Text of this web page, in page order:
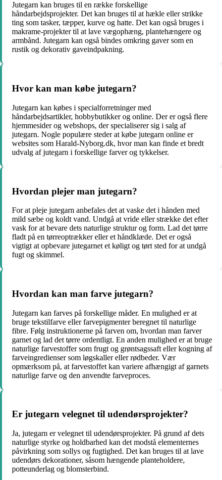
Jutegarn kan bruges til en række forskellige
håndarbejdsprojekter. Det kan bruges til at hækle eller strikke
ting som tasker, tæpper, kurve og hatte. Det kan også bruges i
makrame-projekter til at lave vægophæng, plantehængere og
armbånd. Jutegarn kan også bindes omkring gaver som en
rustik og dekorativ gaveindpakning.
Hvor kan man købe jutegarn?
Jutegarn kan købes i specialforretninger med
håndarbejdsartikler, hobbybutikker og online. Der er også flere
hjemmesider og webshops, der specialiserer sig i salg af
jutegarn. Nogle populære steder at købe jutegarn online er
websites som Harald-Nyborg.dk, hvor man kan finde et bredt
udvalg af jutegarn i forskellige farver og tykkelser.
Hvordan plejer man jutegarn?
For at pleje jutegarn anbefales det at vaske det i hånden med
mild sæbe og koldt vand. Undgå at vride eller strække det efter
vask for at bevare dets naturlige struktur og form. Lad det tørre
fladt på en tørreoptrækker eller et håndklæde. Det er også
vigtigt at opbevare jutegarnet et køligt og tørt sted for at undgå
fugt og skimmel.
Hvordan kan man farve jutegarn?
Jutegarn kan farves på forskellige måder. En mulighed er at
bruge tekstilfarve eller farvepigmenter beregnet til naturlige
fibre. Følg instruktionerne på farven om, hvordan man farver
garnet og lad det tørre ordentligt. En anden mulighed er at bruge
naturlige farvestoffer som frugt og grøntsagssaft eller kogning af
farveingredienser som løgskaller eller rødbeder. Vær
opmærksom på, at farvestoffet kan variere afhængigt af garnets
naturlige farve og den anvendte farveproces.
Er jutegarn velegnet til udendørsprojekter?
Ja, jutegarn er velegnet til udendørsprojekter. På grund af dets
naturlige styrke og holdbarhed kan det modstå elementernes
påvirkning som sollys og fugtighed. Det kan bruges til at lave
udendørs dekorationer, såsom hængende planteholdere,
potteunderlag og blomsterbind.